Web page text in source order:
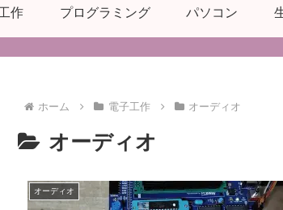
作 プログラミング パソコン
ホーム 電子工作 オーディオ
オーディオ
オーディオ